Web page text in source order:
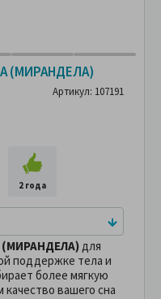
(МИРАНДЕЛА)
Артикул: 107191
2 года
(МИРАНДЕЛА)для
поддержке тела и
более мягкую
вашего сна